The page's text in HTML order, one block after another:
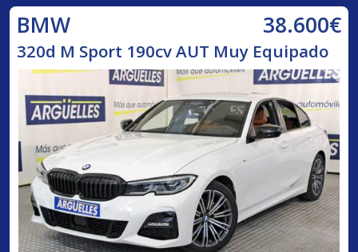
BMW 38.600€
320d M Sport 190cv AUT Muy Equipado